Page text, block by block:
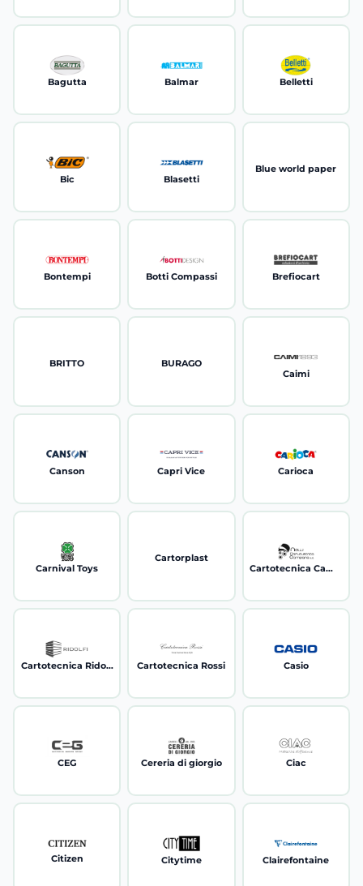
Bagutta Balmar Belletti
Bic Blasetti
Blue world paper
Bontempi Botti Compassi Brefiocart
BRITTO
BURAGO
Caimi
Canson Capri Vice Carioca
Carnival Toys
Cartorplast
Cartotecnica Campana
Cartotecnica Ridolfi Cartotecnica Rossi Casio
CEG Cereria di giorgio Ciac
Citizen Citytime Clairefontaine